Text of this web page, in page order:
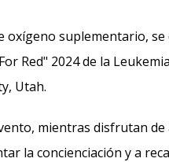
suplementario, se
Red" 2024 de la
Utah.
mientras disfrutan de
la concienciación y a